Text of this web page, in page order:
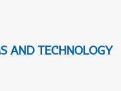
AND TECHNOLOGY